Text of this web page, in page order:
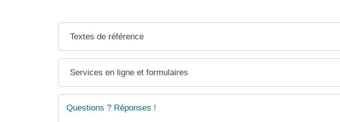
Textes de référence
Services en ligne et formulaires
Questions ? Réponses !